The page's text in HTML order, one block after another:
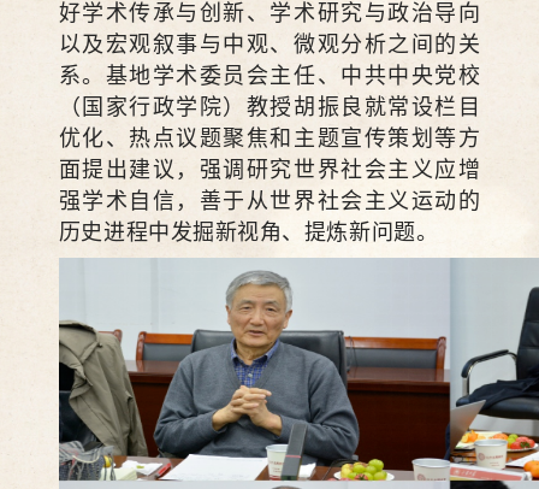
好学术传承与创新、学术研究与政治导向
以及宏观叙事与中观、微观分析之间的关
系。基地学术委员会主任、中共中央党校
（国家行政学院）教授胡振良就常设栏目
优化、热点议题聚焦和主题宣传策划等方
面提出建议，强调研究世界社会主义应增
强学术自信，善于从世界社会主义运动的
历史进程中发掘新视角、提炼新问题。